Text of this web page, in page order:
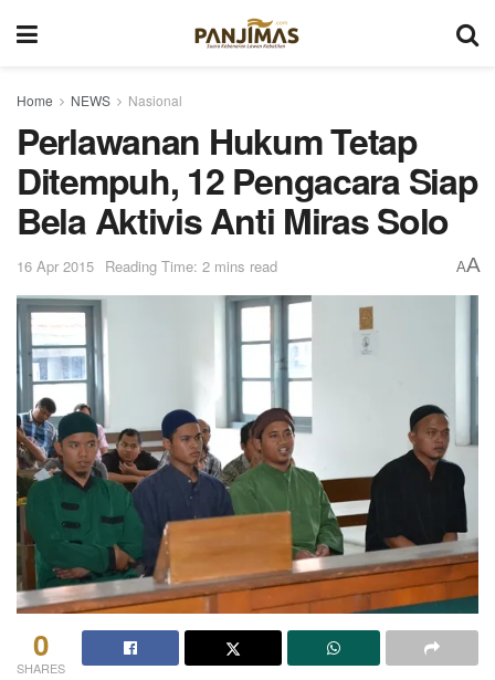
Home NEWS Nasional
Perlawanan Hukum Tetap
Ditempuh, 12 Pengacara Siap
Bela Aktivis Anti Miras Solo
16 Apr 2015 Reading Time: 2 mins read AA
0
SHARES